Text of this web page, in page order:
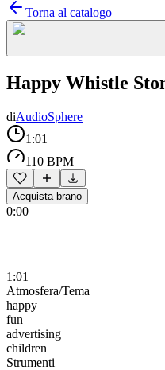
Torna al catalogo
Happy Whistle
diAudioSphere
1:01
110 BPM
Acquista brano
0:00
1:01
Atmosfera/Tema
happy
fun
advertising
children
Strumenti